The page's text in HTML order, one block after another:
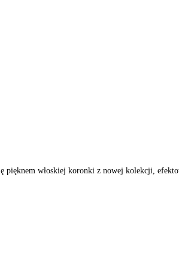
pięknem włoskiej koronki z nowej kolekcji,